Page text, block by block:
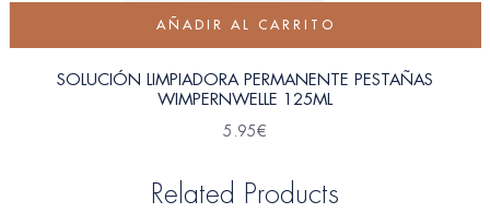
AÑADIR AL CARRITO
SOLUCIÓN LIMPIADORA PERMANENTE PESTAÑAS
WIMPERNWELLE 125ML
5.95€
Related Products